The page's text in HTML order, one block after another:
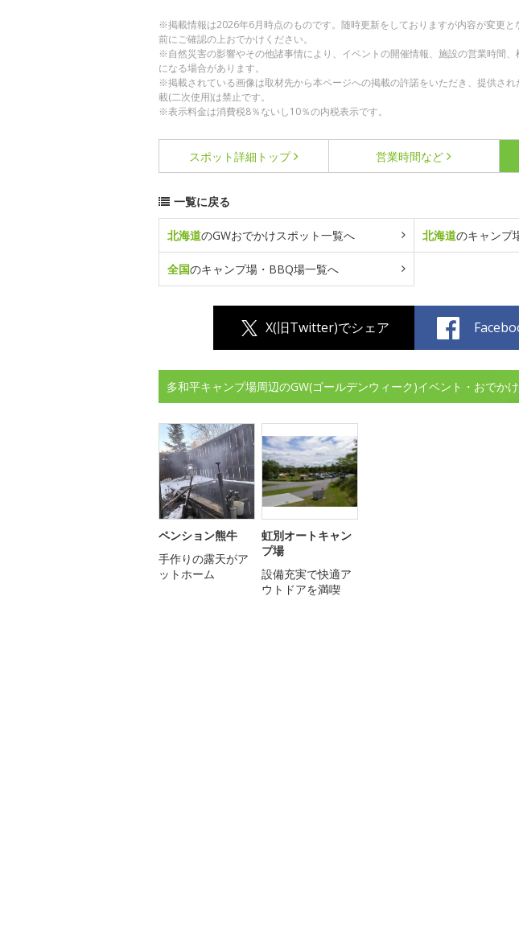
※掲載情報は2026年6月時点のものです。随時更新をしておりますが内容が変更
前にご確認の上おでかけください。
※自然災害の影響やその他諸事情により、イベントの開催情報、施設の営業時間
になる場合があります。
※掲載されている画像は取材先から本ページへの掲載の許諾をいただき、提供さ
載(二次使用)は禁止です。
※表示料金は消費税8％ないし10％の内税表示です。
スポット詳細 トップ 営業時間など
一覧に戻る
北海道のGWおでかけスポット一覧へ 北海道のキャンプ
全国のキャンプ場・BBQ場一覧へ
X(旧Twitter)でシェア
多和平キャンプ場周辺のGW(ゴールデンウィーク)イベント・おでか
ペンション熊牛
手作りの露天がア
ットホーム
虹別オートキャン
プ場
設備充実で快適ア
ウトドアを満喫